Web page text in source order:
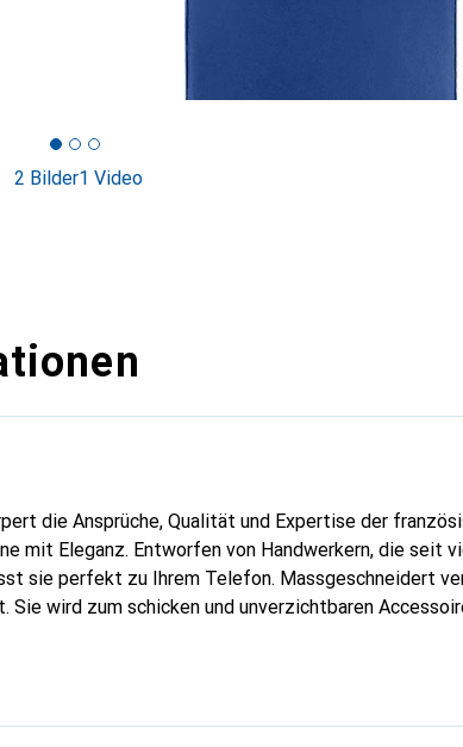
2 Bilder1 Video
die Ansprüche, Qualität und Expertise der
mit Eleganz. Entworfen von Handwerkern, die seit
sie perfekt zu Ihrem Telefon. Massgeschneidert
Sie wird zum schicken und unverzichtbaren